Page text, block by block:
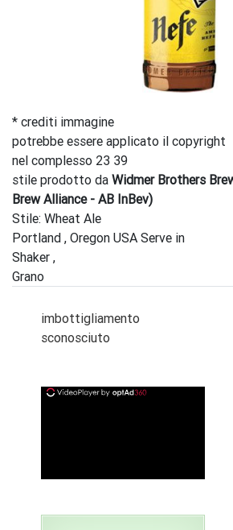
* crediti immagine
potrebbe essere applicato il copyright
nel complesso 23 39
stile prodotto da Widmer Brothers
Brew Alliance - AB InBev)
Stile: Wheat Ale
Portland , Oregon USA Serve in
Shaker ,
Grano
imbottigliamento
sconosciuto